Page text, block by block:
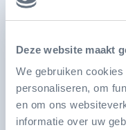
Deze website maakt
We gebruiken
personaliseren, om
en om ons
informatie over uw